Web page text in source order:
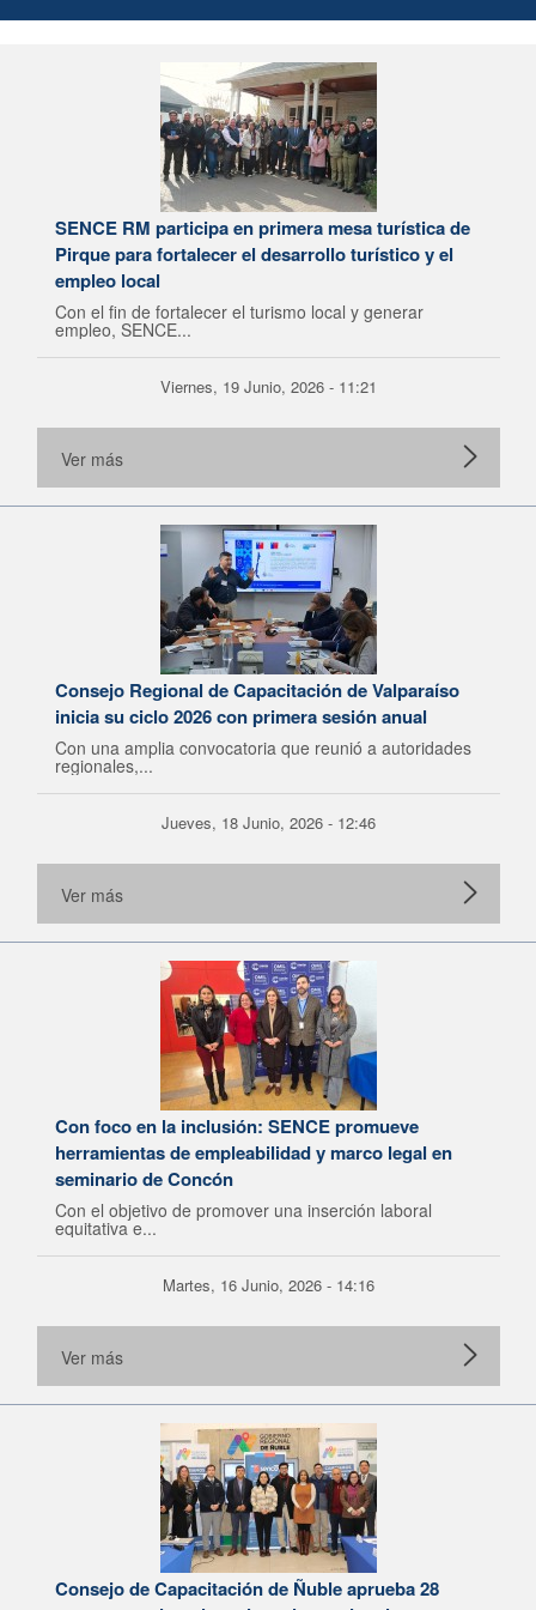
SENCE RM participa en primera mesa turística de
Pirque para fortalecer el desarrollo turístico y el
empleo local
Con el fin de fortalecer el turismo local y generar
empleo, SENCE...
Viernes, 19 Junio, 2026 - 11:21
Ver más
Consejo Regional de Capacitación de Valparaíso
inicia su ciclo 2026 con primera sesión anual
Con una amplia convocatoria que reunió a autoridades
regionales,...
Jueves, 18 Junio, 2026 - 12:46
Ver más
Con foco en la inclusión: SENCE promueve
herramientas de empleabilidad y marco legal en
seminario de Concón
Con el objetivo de promover una inserción laboral
equitativa e...
Martes, 16 Junio, 2026 - 14:16
Ver más
Consejo de Capacitación de Ñuble aprueba 28